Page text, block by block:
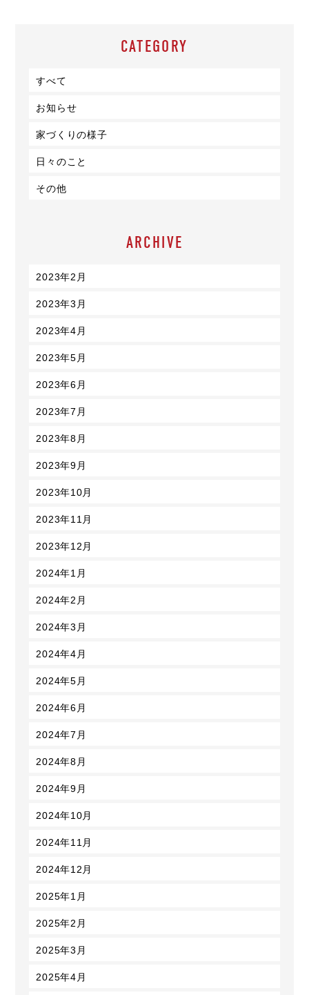
CATEGORY
すべて
お知らせ
家づくりの様子
日々のこと
その他
ARCHIVE
2023年2月
2023年3月
2023年4月
2023年5月
2023年6月
2023年7月
2023年8月
2023年9月
2023年10月
2023年11月
2023年12月
2024年1月
2024年2月
2024年3月
2024年4月
2024年5月
2024年6月
2024年7月
2024年8月
2024年9月
2024年10月
2024年11月
2024年12月
2025年1月
2025年2月
2025年3月
2025年4月